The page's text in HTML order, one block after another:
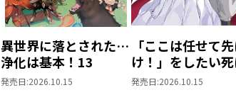
異世界に落とされた…
浄化は基本！13
発売日:2026.10.15
「ここは任せて
け！」をしたい
がりの望まぬ宇宙
発売日:2026.10.15